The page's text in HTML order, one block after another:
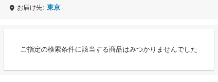
お届け先: 東京
ご指定の検索条件に該当する商品はみつかりませんでした